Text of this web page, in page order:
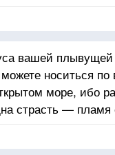
и кипарис не
вашей
носиться по
море, ибо
страсть —